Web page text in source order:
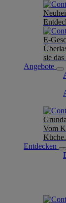
E-
sie
Angebote
Vom
Küche.
Entdecken